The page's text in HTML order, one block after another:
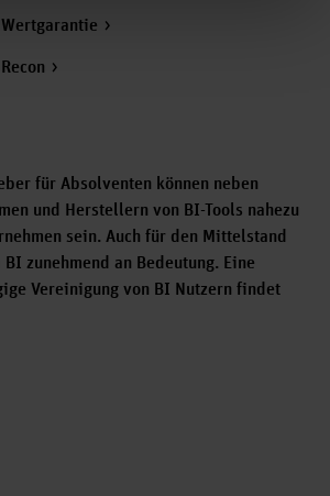
für Absolventen können neben
und Herstellern von BI-Tools nahezu
sein. Auch für den Mittelstand
zunehmend an Bedeutung. Eine
Vereinigung von BI Nutzern findet